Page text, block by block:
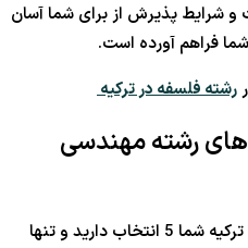
شرایط پذیرش از برای شما آسان
فراهم آورده است.
رشته فلسفه در ترکیه
های رشته مهندسی
برای تحصیل در رشته ژئوفیزیک در ترکیه شما 5 انتخاب دارید و تنها